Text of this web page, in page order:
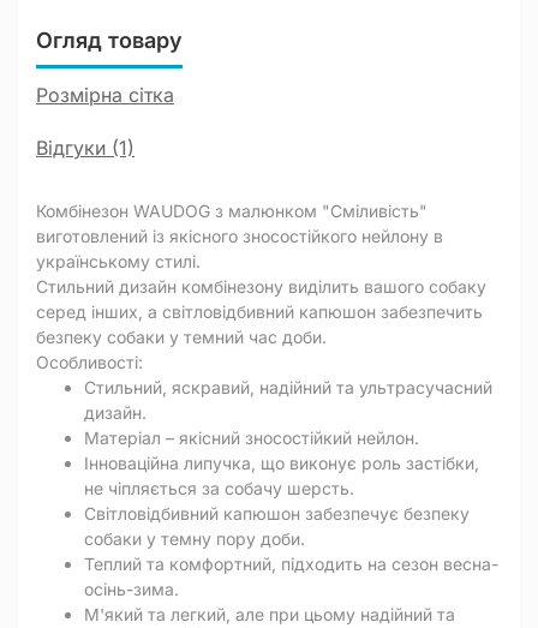
Огляд товару
Розмірна сітка
Відгуки (1)
Комбінезон WAUDOG з малюнком "Сміливість"
виготовлений із якісного зносостійкого нейлону в
українському стилі.
Стильний дизайн комбінезону виділить вашого собаку
серед інших, а світловідбивний капюшон забезпечить
безпеку собаки у темний час доби.
Особливості:
Стильний, яскравий, надійний та ультрасучасний
дизайн.
Матеріал – якісний зносостійкий нейлон.
Інноваційна липучка, що виконує роль застібки,
не чіпляється за собачу шерсть.
Світловідбивний капюшон забезпечує безпеку
собаки у темну пору доби.
Теплий та комфортний, підходить на сезон весна-
осінь-зима.
М'який та легкий, але при цьому надійний та